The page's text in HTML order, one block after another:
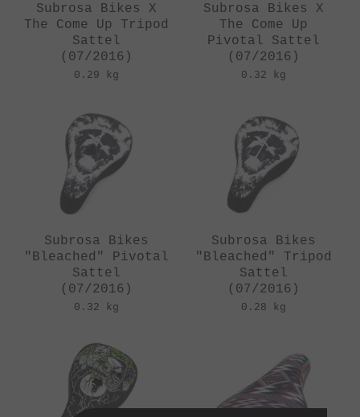
Subrosa Bikes X
The Come Up Tripod
Sattel
(07/2016)
0.29 kg
Subrosa Bikes X
The Come Up
Pivotal Sattel
(07/2016)
0.32 kg
Subrosa Bikes
"Bleached" Pivotal
Sattel
(07/2016)
0.32 kg
Subrosa Bikes
"Bleached" Tripod
Sattel
(07/2016)
0.28 kg